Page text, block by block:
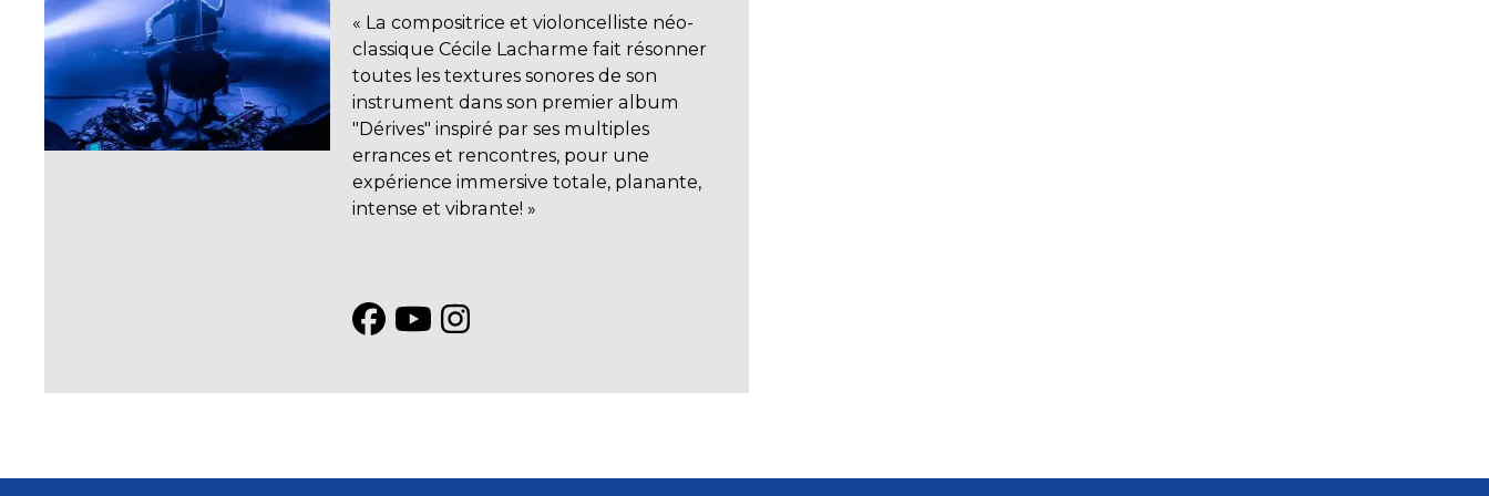
« La compositrice et violoncelliste néo-
classique Cécile Lacharme fait résonner
toutes les textures sonores de son
instrument dans son premier album
"Dérives" inspiré par ses multiples
errances et rencontres, pour une
expérience immersive totale, planante,
intense et vibrante! »